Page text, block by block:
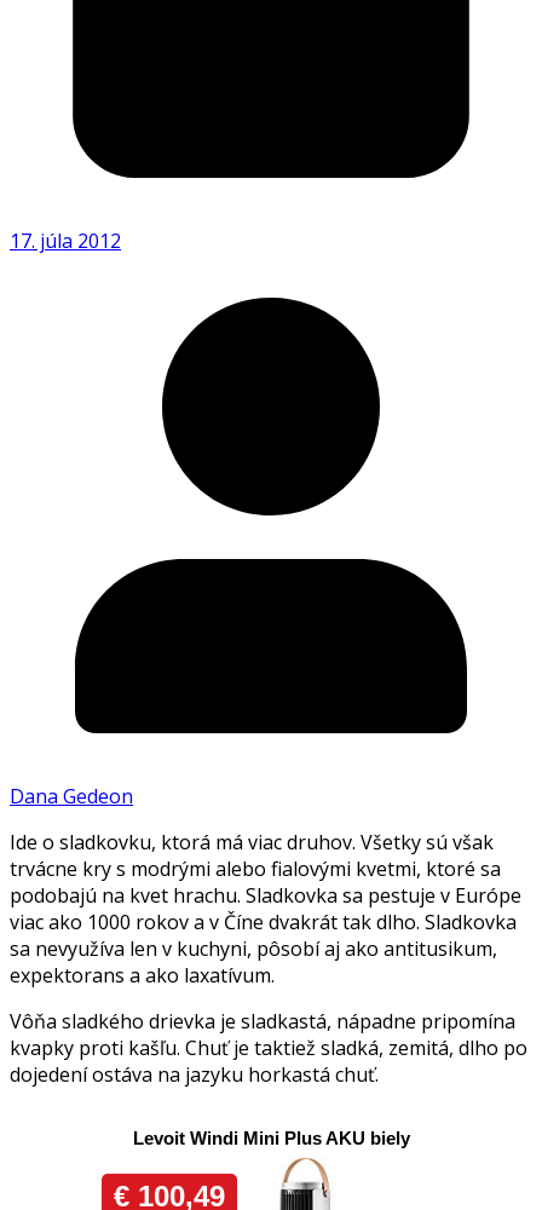
17. júla 2012
Dana Gedeon
Ide o sladkovku, ktorá má viac druhov. Všetky sú však
trvácne kry s modrými alebo fialovými kvetmi, ktoré sa
podobajú na kvet hrachu. Sladkovka sa pestuje v Európe
viac ako 1000 rokov a v Číne dvakrát tak dlho. Sladkovka
sa nevyužíva len v kuchyni, pôsobí aj ako antitusikum,
expektorans a ako laxatívum.
Vôňa sladkého drievka je sladkastá, nápadne pripomína
kvapky proti kašľu. Chuť je taktiež sladká, zemitá, dlho po
dojedení ostáva na jazyku horkastá chuť.